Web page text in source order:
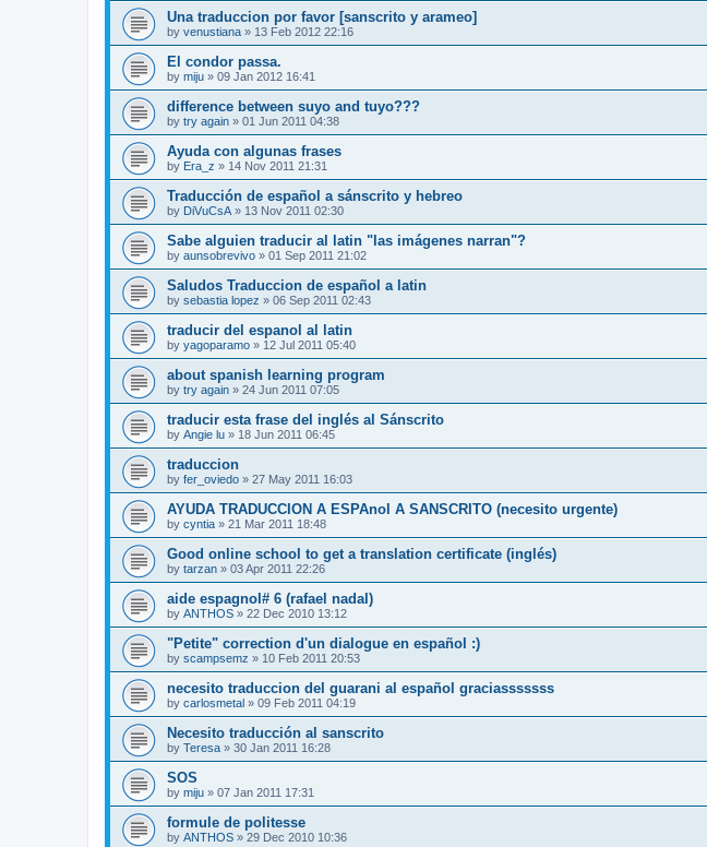
Una traduccion por favor [sanscrito y arameo]
by venustiana » 13 Feb 2012 22:16
El condor passa.
by miju » 09 Jan 2012 16:41
difference between suyo and tuyo???
by try again » 01 Jun 2011 04:38
Ayuda con algunas frases
by Era_z » 14 Nov 2011 21:31
Traducción de español a sánscrito y hebreo
by DiVuCsA» 13 Nov 2011 02:30
Sabe alguien traducir al latin "las imágenes narran"?
by aunsobrevivo » 01 Sep 2011 21:02
Saludos Traduccion de español a latin
by sebastia lopez » 06 Sep 2011 02:43
traducir del espanol al latin
by yagoparamo » 12 Jul 2011 05:40
about spanish learning program
by try again » 24 Jun 2011 07:05
traducir esta frase del inglés al Sánscrito
by Angie lu » 18 Jun 2011 06:45
traduccion
by fer_oviedo » 27 May 2011 16:03
AYUDA TRADUCCION A ESPAnol A SANSCRITO (necesito urgente)
by cyntia » 21 Mar 2011 18:48
Good online school to get a translation certificate (inglés)
by tarzan » 03 Apr 2011 22:26
aide espagnol# 6 (rafael nadal)
by ANTHOS » 22 Dec 2010 13:12
"Petite" correction d'un dialogue en español :)
by scampsemz » 10 Feb 2011 20:53
necesito traduccion del guarani al español graciasssssss
by carlosmetal » 09 Feb 2011 04:19
Necesito traducción al sanscrito
by Teresa » 30 Jan 2011 16:28
SOS
by miju » 07 Jan 2011 17:31
formule de politesse
by ANTHOS » 29 Dec 2010 10:36